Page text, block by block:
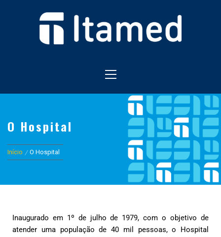
HOSPITAL ITAMED
HOSPITAL EM FOZ DO IGUAÇU
O Hospital
Início O Hospital
Inaugurado em 1º de julho de 1979, com o objetivo de
atender uma população de 40 mil pessoas, o Hospital